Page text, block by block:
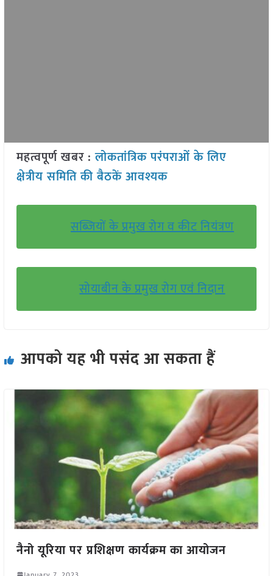
महत्वपूर्ण खबर : लोकतांत्रिक परंपराओं के लिए
क्षेत्रीय समिति की बैठकें आवश्यक
सब्जियों के प्रमुख रोग व कीट नियंत्रण
सोयाबीन के प्रमुख रोग एवं निदान
आपको यह भी पसंद आ सकता हैं
नैनो यूरिया पर प्रशिक्षण कार्यक्रम का आयोजन